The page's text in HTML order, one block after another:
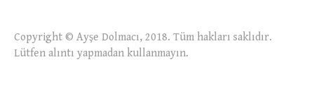
Copyright © Ayşe Dolmacı, 2018. Tüm hakları saklıdır.
Lütfen alıntı yapmadan kullanmayın.